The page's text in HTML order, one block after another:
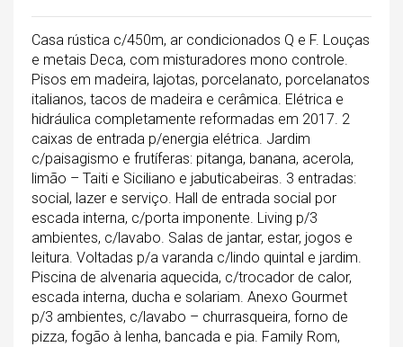
Casa rústica c/450m, ar condicionados Q e F. Louças
e metais Deca, com misturadores mono controle.
Pisos em madeira, lajotas, porcelanato, porcelanatos
italianos, tacos de madeira e cerâmica. Elétrica e
hidráulica completamente reformadas em 2017. 2
caixas de entrada p/energia elétrica. Jardim
c/paisagismo e frutíferas: pitanga, banana, acerola,
limão – Taiti e Siciliano e jabuticabeiras. 3 entradas:
social, lazer e serviço. Hall de entrada social por
escada interna, c/porta imponente. Living p/3
ambientes, c/lavabo. Salas de jantar, estar, jogos e
leitura. Voltadas p/a varanda c/lindo quintal e jardim.
Piscina de alvenaria aquecida, c/trocador de calor,
escada interna, ducha e solariam. Anexo Gourmet
p/3 ambientes, c/lavabo – churrasqueira, forno de
pizza, fogão à lenha, bancada e pia. Family Rom,